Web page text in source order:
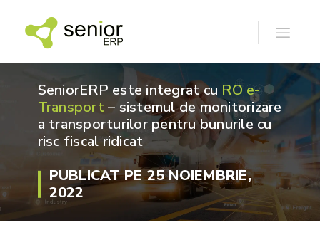
SeniorERP este integrat cu RO e-
Transport– sistemul de monitorizare
a transporturilor pentru bunurile cu
risc fiscal ridicat
PUBLICAT PE 25 NOIEMBRIE,
2022